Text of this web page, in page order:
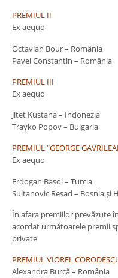
PREMIUL II
Ex aequo
Octavian Bour – România
Pavel Constantin – România
PREMIUL III
Ex aequo
Jitet Kustana – Indonezia
Trayko Popov – Bulgaria
PREMIUL “GEORGE
Ex aequo
Erdogan Basol – Turcia
Sultanovic Resad – Bosnia şi
În afara premiilor prevăzute
acordat următoarele premii
private
PREMIUL VIOREL
Alexandra Burcă – România